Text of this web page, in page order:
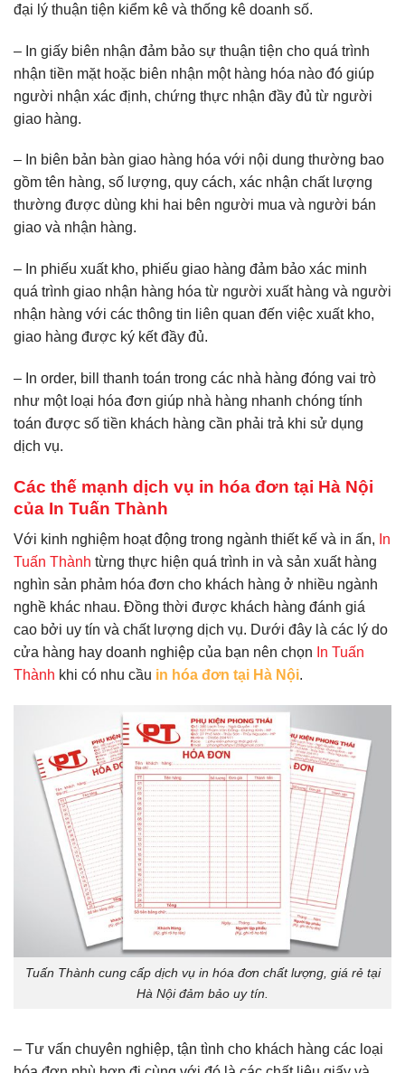
đại lý thuận tiện kiểm kê và thống kê doanh số.
– In giấy biên nhận đảm bảo sự thuận tiện cho quá trình
nhận tiền mặt hoặc biên nhận một hàng hóa nào đó giúp
người nhận xác định, chứng thực nhận đầy đủ từ người
giao hàng.
– In biên bản bàn giao hàng hóa với nội dung thường bao
gồm tên hàng, số lượng, quy cách, xác nhận chất lượng
thường được dùng khi hai bên người mua và người bán
giao và nhận hàng.
– In phiếu xuất kho, phiếu giao hàng đảm bảo xác minh
quá trình giao nhận hàng hóa từ người xuất hàng và người
nhận hàng với các thông tin liên quan đến việc xuất kho,
giao hàng được ký kết đầy đủ.
– In order, bill thanh toán trong các nhà hàng đóng vai trò
như một loại hóa đơn giúp nhà hàng nhanh chóng tính
toán được số tiền khách hàng cần phải trả khi sử dụng
dịch vụ.
Các thế mạnh dịch vụ in hóa đơn tại Hà Nội
của In Tuấn Thành
Với kinh nghiệm hoạt động trong ngành thiết kế và in ấn, In
Tuấn Thành từng thực hiện quá trình in và sản xuất hàng
nghìn sản phảm hóa đơn cho khách hàng ở nhiều ngành
nghề khác nhau. Đồng thời được khách hàng đánh giá
cao bởi uy tín và chất lượng dịch vụ. Dưới đây là các lý do
cửa hàng hay doanh nghiệp của bạn nên chọn In Tuấn
Thành khi có nhu cầu in hóa đơn tại Hà Nội.
Tuấn Thành cung cấp dịch vụ in hóa đơn chất lượng, giá rẻ tại
Hà Nội đảm bảo uy tín.
– Tư vấn chuyên nghiệp, tận tình cho khách hàng các loại